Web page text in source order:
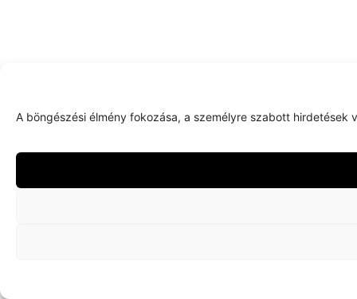
A böngészési élmény fokozása, a személyre szabott